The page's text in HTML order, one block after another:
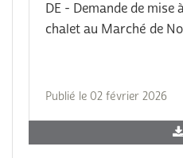
DE - Demande de mise
chalet au Marché de
Publié le 02 février 2026